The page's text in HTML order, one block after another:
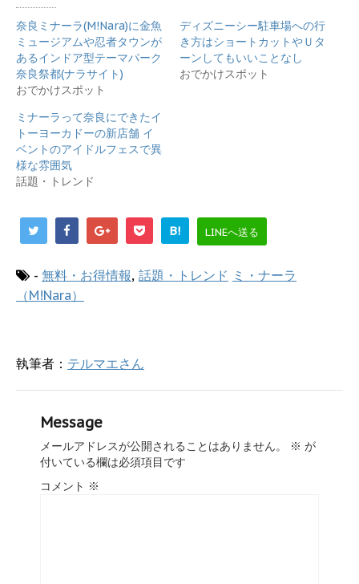
t
r
で
共
有
(
新
し
ウ
ィ
ン
ド
ウ
で
開
き
)
す
る
に
は
ク
リ
ッ
ク
て
く
だ
さ
い
新
し
ィ
ウ
開
き
奈良ミナーラ(M!Nara)に金魚
ミュージアムや忍者タウンが
あるインドア型テーマパーク
奈良祭都(ナラサイト)
おでかけスポット
ディズニーシー駐車場への行
き方はショートカットやＵタ
ーンしてもいいことなし
おでかけスポット
ミナーラって奈良にできたイ
トーヨーカドーの新店舗 イ
ベントのアイドルフェスで異
様な雰囲気
話題・トレンド
B! LINEへ送る
- 無料・お得情報, 話題・トレンド ミ・ナーラ
（M!Nara）
執筆者： テルマエさん
Message
メールアドレスが公開されることはありません。 ※ が
付いている欄は必須項目です
コメント ※